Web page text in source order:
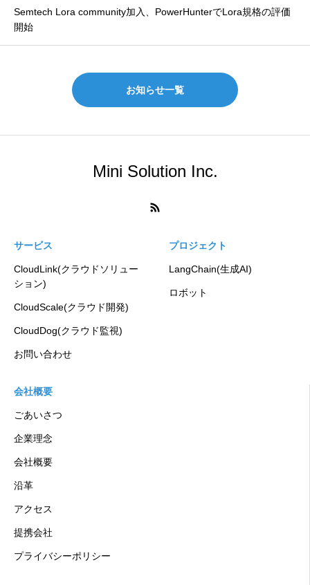
Semtech Lora community加入、PowerHunterでLora規格の評価
開始
お知らせ一覧
Mini Solution Inc.
サービス
CloudLink(クラウドソリュー
ション)
CloudScale(クラウド開発)
CloudDog(クラウド監視)
お問い合わせ
プロジェクト
LangChain(生成AI)
ロボット
会社概要
ごあいさつ
企業理念
会社概要
沿革
アクセス
提携会社
プライバシーポリシー